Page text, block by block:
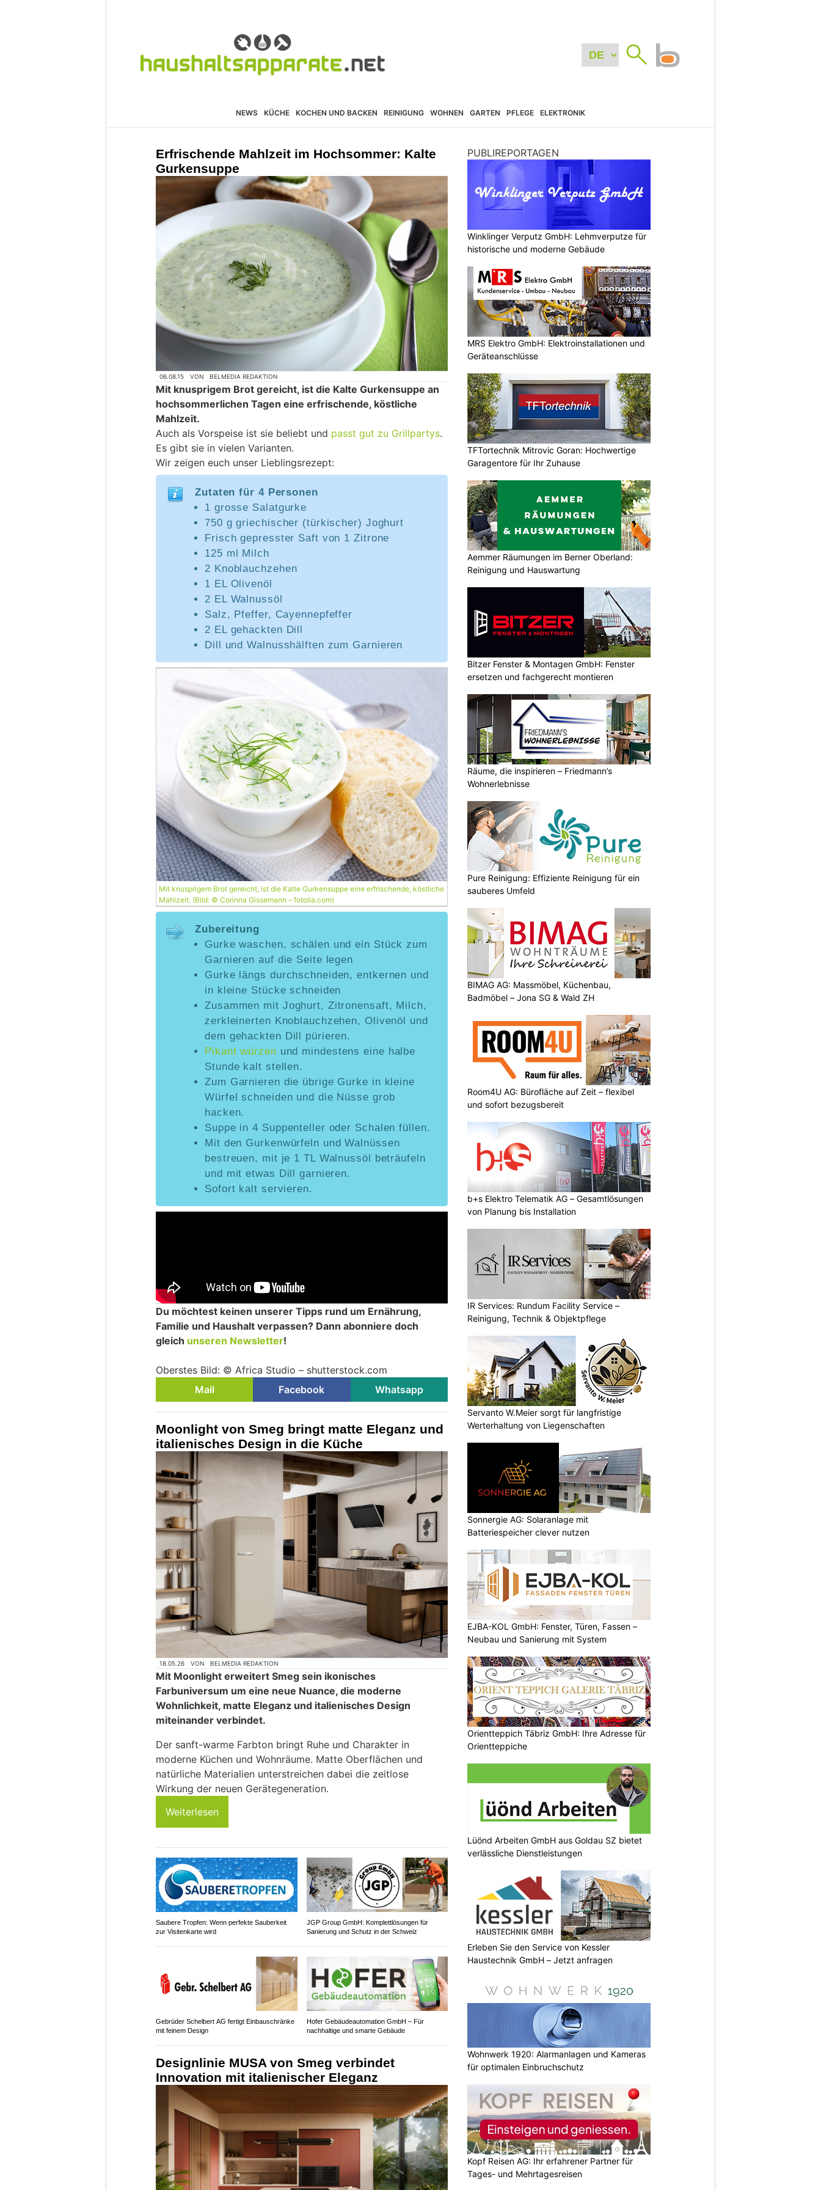
NEWS KÜCHE KOCHEN UND BACKEN REINIGUNG WOHNEN GARTEN PFLEGE ELEKTRONIK
Erfrischende Mahlzeit im Hochsommer: Kalte
Gurkensuppe
06.08.15 VON BELMEDIA REDAKTION
Mit knusprigem Brot gereicht, ist die Kalte Gurkensuppe an
hochsommerlichen Tagen eine erfrischende, köstliche
Mahlzeit.
Auch als Vorspeise ist sie beliebt und passt gut zu Grillpartys.
Es gibt sie in vielen Varianten.
Wir zeigen euch unser Lieblingsrezept:
Zutaten für 4 Personen
1 grosse Salatgurke
750 g griechischer (türkischer) Joghurt
Frisch gepresster Saft von 1 Zitrone
125 ml Milch
2 Knoblauchzehen
1 EL Olivenöl
2 EL Walnussöl
Salz, Pfeffer, Cayennepfeffer
2 EL gehackten Dill
Dill und Walnusshälften zum Garnieren
Mit knusprigem Brot gereicht, ist die Kalte Gurkensuppe eine erfrischende, köstliche
Mahlzeit. (Bild: © Corinna Gissemann – fotolia.com)
Zubereitung
Gurke waschen, schälen und ein Stück zum
Garnieren auf die Seite legen
Gurke längs durchschneiden, entkernen und
in kleine Stücke schneiden
Zusammen mit Joghurt, Zitronensaft, Milch,
zerkleinerten Knoblauchzehen, Olivenöl und
dem gehackten Dill pürieren.
Pikant würzen und mindestens eine halbe
Stunde kalt stellen.
Zum Garnieren die übrige Gurke in kleine
Würfel schneiden und die Nüsse grob
hacken.
Suppe in 4 Suppenteller oder Schalen füllen.
Mit den Gurkenwürfeln und Walnüssen
bestreuen, mit je 1 TL Walnussöl beträufeln
und mit etwas Dill garnieren.
Sofort kalt servieren.
Du möchtest keinen unserer Tipps rund um Ernährung,
Familie und Haushalt verpassen? Dann abonniere doch
gleich unseren Newsletter!
Oberstes Bild: © Africa Studio – shutterstock.com
Mail
Facebook Whatsapp
Moonlight von Smeg bringt matte Eleganz und
italienisches Design in die Küche
18.05.26 VON BELMEDIA REDAKTION
Mit Moonlight erweitert Smeg sein ikonisches
Farbuniversum um eine neue Nuance, die moderne
Wohnlichkeit, matte Eleganz und italienisches Design
miteinander verbindet.
Der sanft-warme Farbton bringt Ruhe und Charakter in
moderne Küchen und Wohnräume. Matte Oberflächen und
natürliche Materialien unterstreichen dabei die zeitlose
Wirkung der neuen Gerätegeneration.
Weiterlesen
Saubere Tropfen: Wenn perfekte Sauberkeit
zur Visitenkarte wird
JGP Group GmbH: Komplettlösungen für
Sanierung und Schutz in der Schweiz
Gebrüder Schelbert AG fertigt Einbauschränke
mit feinem Design
Hofer Gebäudeautomation GmbH – Für
nachhaltige und smarte Gebäude
Designlinie MUSA von Smeg verbindet
Innovation mit italienischer Eleganz
PUBLIREPORTAGEN
Winklinger Verputz GmbH: Lehmverputze für
historische und moderne Gebäude
MRS Elektro GmbH: Elektroinstallationen und
Geräteanschlüsse
TFTortechnik Mitrovic Goran: Hochwertige
Garagentore für Ihr Zuhause
Aemmer Räumungen im Berner Oberland:
Reinigung und Hauswartung
Bitzer Fenster & Montagen GmbH: Fenster
ersetzen und fachgerecht montieren
Räume, die inspirieren – Friedmann’s
Wohnerlebnisse
Pure Reinigung: Effiziente Reinigung für ein
sauberes Umfeld
BIMAG AG: Massmöbel, Küchenbau,
Badmöbel – Jona SG & Wald ZH
Room4U AG: Bürofläche auf Zeit – flexibel
und sofort bezugsbereit
b+s Elektro Telematik AG – Gesamtlösungen
von Planung bis Installation
IR Services: Rundum Facility Service –
Reinigung, Technik & Objektpflege
Servanto W.Meier sorgt für langfristige
Werterhaltung von Liegenschaften
Sonnergie AG: Solaranlage mit
Batteriespeicher clever nutzen
EJBA-KOL GmbH: Fenster, Türen, Fassen –
Neubau und Sanierung mit System
Orientteppich Täbriz GmbH: Ihre Adresse für
Orientteppiche
Lüönd Arbeiten GmbH aus Goldau SZ bietet
verlässliche Dienstleistungen
Erleben Sie den Service von Kessler
Haustechnik GmbH – Jetzt anfragen
Wohnwerk 1920: Alarmanlagen und Kameras
für optimalen Einbruchschutz
Kopf Reisen AG: Ihr erfahrener Partner für
Tages- und Mehrtagesreisen